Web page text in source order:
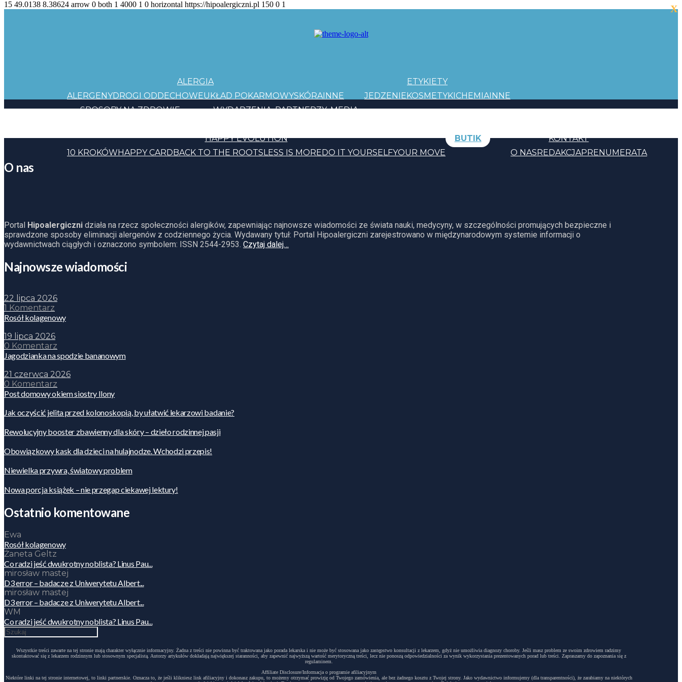
15 49.0138 8.38624 arrow 0 both 1 4000 1 0 horizontal https://hipoalergiczni.pl 150 0 1
ALERGIA
ALERGENYDROGI ODDECHOWEUKŁAD POKARMOWYSKÓRAINNE
ETYKIETY
JEDZENIEKOSMETYKICHEMIAINNE
SPOSOBY NA ZDROWIE
WYDARZENIA PARTNERZY MEDIA
HAPPY EVOLUTION
10 KROKÓWHAPPY CARDBACK TO THE ROOTSLESS IS MOREDO IT YOURSELFYOUR MOVE
BUTIK
KONTAKT
O NASREDAKCJAPRENUMERATA
O nas
Portal Hipoalergiczni działa na rzecz społeczności alergików, zapewniając najnowsze wiadomości ze świata nauki, medycyny, w szczególności promujących bezpieczne i
sprawdzone sposoby eliminacji alergenów z codziennego życia. Wydawany tytuł: Portal Hipoalergiczni zarejestrowano w międzynarodowym systemie informacji o
wydawnictwach ciągłych i oznaczono symbolem: ISSN 2544-2953. Czytaj dalej…
Najnowsze wiadomości
22 lipca 2026
1 Komentarz
Rosół kolagenowy
19 lipca 2026
0 Komentarz
Jagodzianka na spodzie bananowym
21 czerwca 2026
0 Komentarz
Post domowy okiem siostry Ilony
Jak oczyścić jelita przed kolonoskopią, by ułatwić lekarzowi badanie?
Rewolucyjny booster zbawienny dla skóry – dzieło rodzinnej pasji
Obowiązkowy kask dla dzieci na hulajnodze. Wchodzi przepis!
Niewielka przywra, światowy problem
Nowa porcja książek – nie przegap ciekawej lektury!
Ostatnio komentowane
Ewa
Rosół kolagenowy
Żaneta Geltz
Co radzi jeść dwukrotny noblista? Linus Pau...
mirosław mastej
D3 error – badacze z Uniwerytetu Albert...
mirosław mastej
D3 error – badacze z Uniwerytetu Albert...
WM
Co radzi jeść dwukrotny noblista? Linus Pau...
Wszystkie treści zawarte na tej stronie mają charakter wyłącznie informacyjny. Żadna z treści nie powinna być traktowana jako porada lekarska i nie może być stosowana jako zastępstwo konsultacji z lekarzem, gdyż nie umożliwia diagnozy choroby. Jeśli masz problem ze swoim zdrowiem radzimy
skontaktować się z lekarzem rodzinnym lub stosownym specjalistą. Autorzy artykułów dokładają największej staranności, aby zapewnić najwyższą wartość merytoryczną treści, lecz nie ponoszą odpowiedzialności za wynik wykorzystania prezentowanych porad lub treści. Zapraszamy do zapoznania się z
regulaminem.
Affiliate Disclosure/Informacja o programie afiliacyjnym
Niektóre linki na tej stronie internetowej, to linki partnerskie. Oznacza to, że jeśli klikniesz link afiliacyjny i dokonasz zakupu, to możemy otrzymać prowizję od Twojego zamówienia, ale bez żadnego kosztu z Twojej strony. Jako wydawnictwo informujemy (dla transparentności), że zarabiamy na niektórych
X